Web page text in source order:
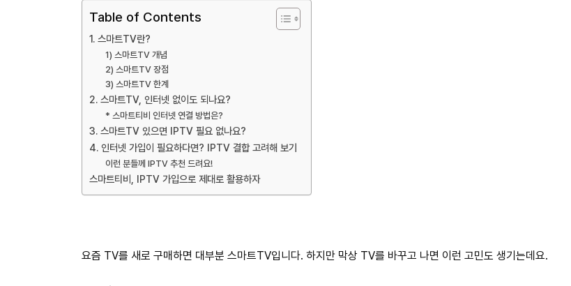
Table of Contents
1. 스마트TV란?
1) 스마트TV 개념
2) 스마트TV 장점
3) 스마트TV 한계
2. 스마트TV, 인터넷 없이도 되나요?
* 스마트티비 인터넷 연결 방법은?
3. 스마트TV 있으면 IPTV 필요 없나요?
4. 인터넷 가입이 필요하다면? IPTV 결합 고려해 보기
이런 분들께 IPTV 추천 드려요!
스마트티비, IPTV 가입으로 제대로 활용하자
요즘 TV를 새로 구매하면 대부분 스마트TV입니다. 하지만 막상 TV를 바꾸고 나면 이런 고민도 생기는데요.